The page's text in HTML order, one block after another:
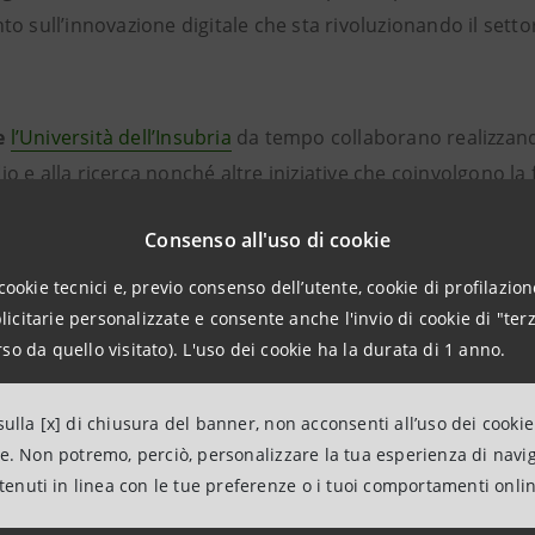
Consenso all'uso di cookie
tecnici e, previo consenso dell’utente, cookie di
personalizzate e consente anche l'invio di cookie di
da quello visitato). L'uso dei cookie ha la durata di 1 anno.
[x] di chiusura del banner, non acconsenti all’uso dei
Non potremo, perciò, personalizzare la tua esperienza di
in linea con le tue preferenze o i tuoi comportamenti
sull’innovazione digitale che sta rivoluzionando il
l’Università dell’Insubria da tempo collaborano
e alla ricerca nonché altre iniziative che coinvolgono
, che prenderà avvio il18 febbraioe proporrà dieci
Digitaleè un’iniziativa ideata per offrire agli
interessato unluogo di incontro e di confrontodove
digitali già sperimentate nell'ambito e sui trend
e gli altri attori finanziari a ripensare i propri modelli
operative in chiave sempre più digitale.
una serie di tematiche di rilevante importanza.